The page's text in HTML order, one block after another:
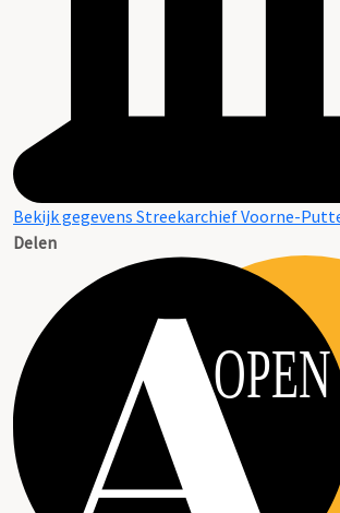
Bekijk gegevens Streekarchief Voorne-
Delen
OPEN